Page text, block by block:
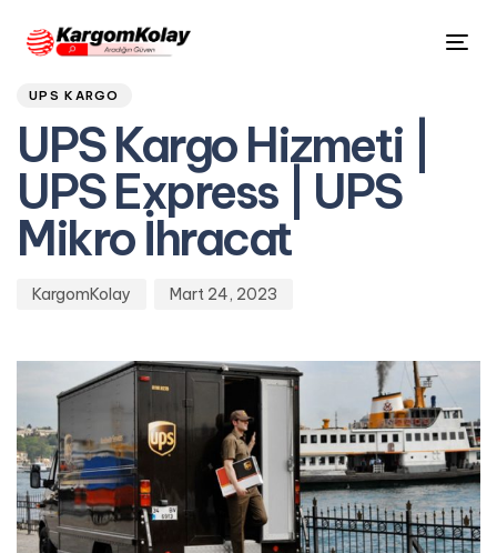
PUBLISHED
IN:
UPS KARGO
UPS Kargo Hizmeti |
UPS Express | UPS
Mikro İhracat
Author
KargomKolay
Published
on:
Mart 24, 2023